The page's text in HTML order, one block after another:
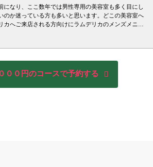
なり、ここ数年では男性専用の美容室も多く目にし
のか迷っている方も多いと思います。どこの美容室へ
カへご来店される方向けにラムデリカのメンズメニュ
活をおくれるために、今メンズのお客様にとって一番
。髪と頭皮のプロとして、しっかりとカウンセリン
やはり抜け毛。
お客様のお悩みを伺う事はもちろん。スコープを使
の角質を見させていただきます。お客様の頭皮の状態
客様がお悩みを気軽に相談していただけるようにカ
いくつも質問がありご面倒だと思われる方もいらっ
のが苦手な方にはとても好評なカウンセリングシート
解決するため、是非ともラムデリカを美容パートナ
のだから家では出来ない頭皮のケアをしたいですよ
有の抜け毛対策・頭皮ケアをご紹介していきます。
００円のコースで予約する